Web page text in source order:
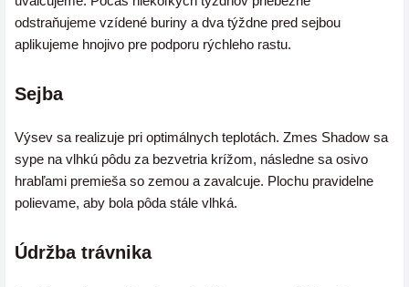
odstraňujeme vzídené buriny a dva týždne pred sejbou
aplikujeme hnojivo pre podporu rýchleho rastu.
Sejba
Výsev sa realizuje pri optimálnych teplotách. Zmes Shadow sa
sype na vlhkú pôdu za bezvetria krížom, následne sa osivo
hrabľami premieša so zemou a zavalcuje. Plochu pravidelne
polievame, aby bola pôda stále vlhká.
Údržba trávnika